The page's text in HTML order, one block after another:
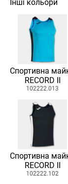
Інші кольори
Спортивна
RECORD II
102222.013
Спортивна
RECORD II
102222.102